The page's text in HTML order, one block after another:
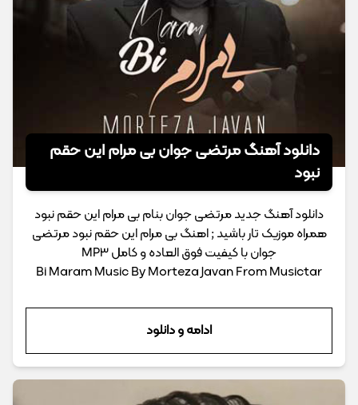
دانلود آهنگ مرتضی جوان بی مرام این حقم
نبود
دانلود آهنگ جدید مرتضی جوان بنام بی مرام این حقم نبود
همراه موزیک تار باشید ; اهنگ بی مرام این حقم نبود مرتضی
جوان با کیفیت فوق العاده و کامل MP3
Bi Maram Music By Morteza Javan From Musictar
ادامه و دانلود